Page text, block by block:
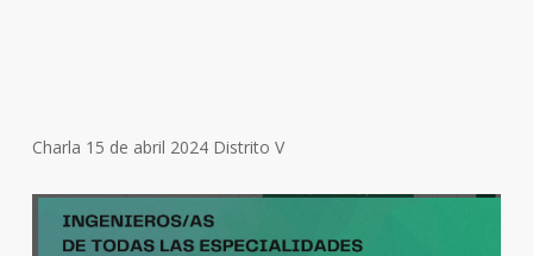
Charla 15 de abril 2024 Distrito V